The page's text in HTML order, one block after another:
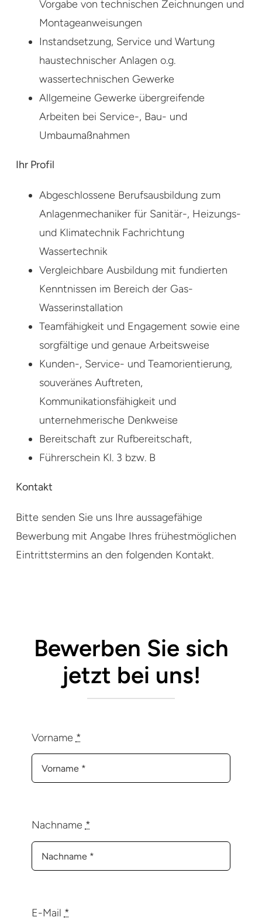
Vorgabe von technischen Zeichnungen und
Montageanweisungen
Instandsetzung, Service und Wartung
haustechnischer Anlagen o.g.
wassertechnischen Gewerke
Allgemeine Gewerke übergreifende
Arbeiten bei Service-, Bau- und
Umbaumaßnahmen
Ihr Profil
Abgeschlossene Berufsausbildung zum
Anlagenmechaniker für Sanitär-, Heizungs-
und Klimatechnik Fachrichtung
Wassertechnik
Vergleichbare Ausbildung mit fundierten
Kenntnissen im Bereich der Gas-
Wasserinstallation
Teamfähigkeit und Engagement sowie eine
sorgfältige und genaue Arbeitsweise
Kunden-, Service- und Teamorientierung,
souveränes Auftreten,
Kommunikationsfähigkeit und
unternehmerische Denkweise
Bereitschaft zur Rufbereitschaft,
Führerschein Kl. 3 bzw. B
Kontakt
Bitte senden Sie uns Ihre aussagefähige
Bewerbung mit Angabe Ihres frühestmöglichen
Eintrittstermins an den folgenden Kontakt.
Bewerben Sie sich
jetzt bei uns!
Vorname *
Nachname *
E-Mail *